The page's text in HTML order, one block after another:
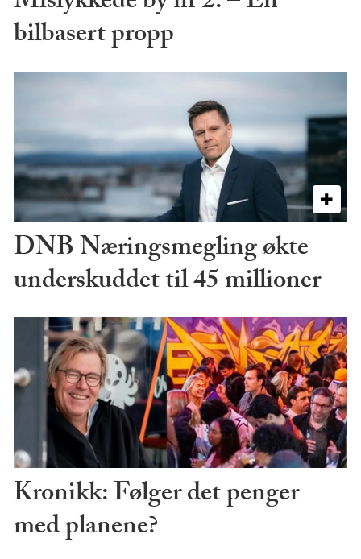
bilbasert propp
DNB Næringsmegling økte
underskuddet til 45 millioner
Kronikk: Følger det penger
med planene?